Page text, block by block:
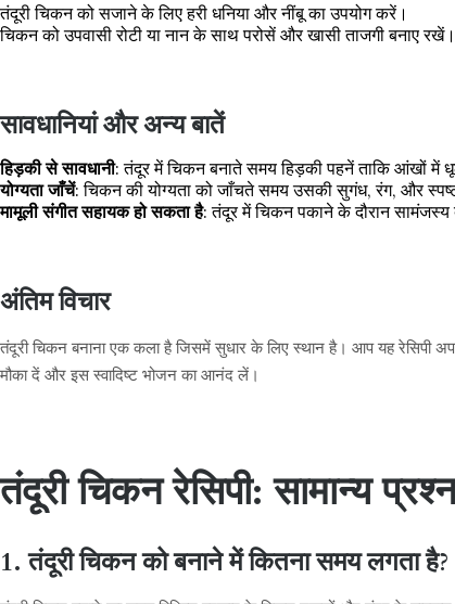
तंदूरी चिकन को सजाने के लिए हरी धनिया और नींबू का उपयोग करें।
चिकन को उपवासी रोटी या नान के साथ परोसें और खासी ताजगी बनाए रखें।
सावधानियां और अन्य बातें
हिड़की से सावधानी: तंदूर में चिकन बनाते समय हिड़की पहनें ताकि आंखों में
योग्यता जाँचें: चिकन की योग्यता को जाँचते समय उसकी सुगंध, रंग, और
मामूली संगीत सहायक हो सकता है: तंदूर में चिकन पकाने के दौरान
अंतिम विचार
तंदूरी चिकन बनाना एक कला है जिसमें सुधार के लिए स्थान है। आप यह रेसिपी
मौका दें और इस स्वादिष्ट भोजन का आनंद लें।
तंदूरी चिकन रेसिपी: सामान्य प्रश्न
1. तंदूरी चिकन को बनाने में कितना समय लगता है?